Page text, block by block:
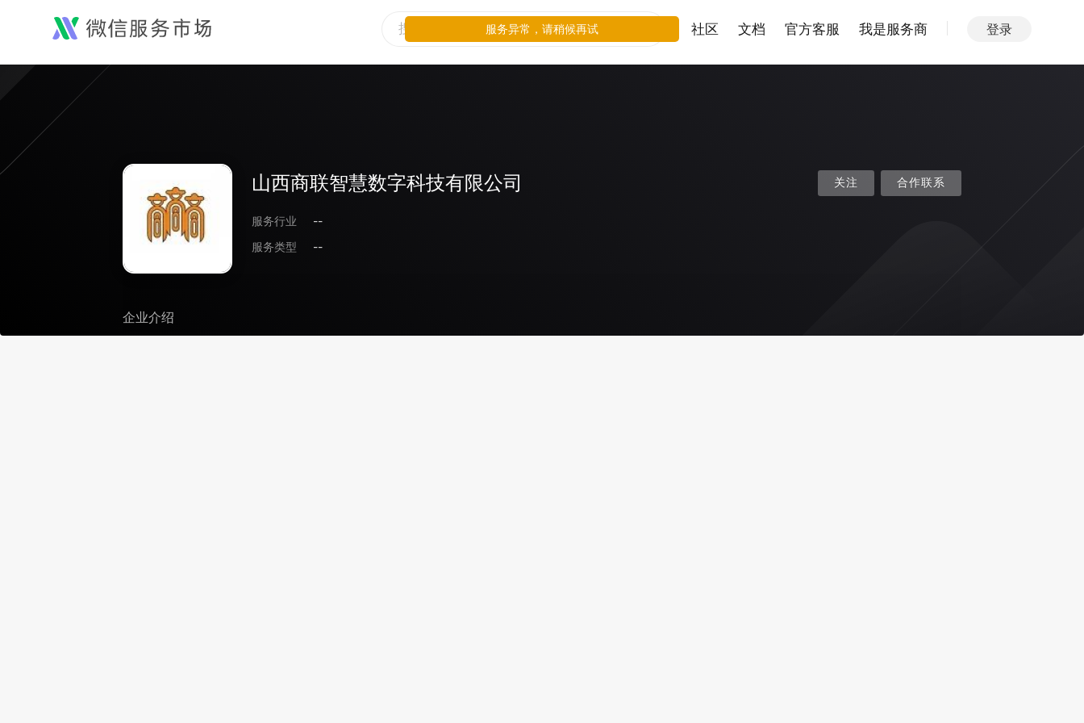
社区 文档 官方客服 我是服务商 登录
山西商联智慧数字科技有限公司
服务行业
--
服务类型
--
关注 合作联系
企业介绍
服务异常，请稍候再试